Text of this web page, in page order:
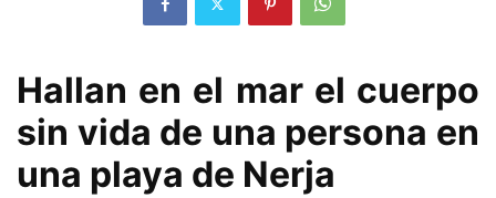
Hallan en el mar el cuerpo
sin vida de una persona en
una playa de Nerja